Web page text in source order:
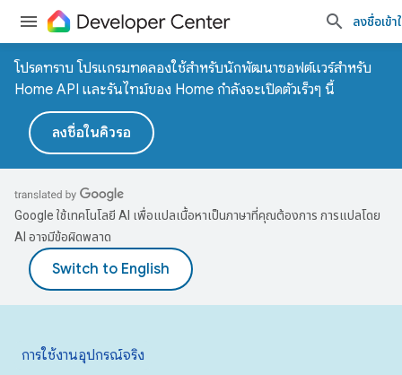
ลงชื่อเข้า
โปรดทราบ โปรแกรมทดลองใช้สำหรับนักพัฒนาซอฟต์แวร์สำหรับ
Home API และรันไทม์ของ Home กำลังจะเปิดตัวเร็วๆ นี้
ลงชื่อในคิวรอ
Google ใช้เทคโนโลยี AI เพื่อแปลเนื้อหาเป็นภาษาที่คุณต้องการ การแปลโดย
AI อาจมีข้อผิดพลาด
การใช้งานอุปกรณ์จริง